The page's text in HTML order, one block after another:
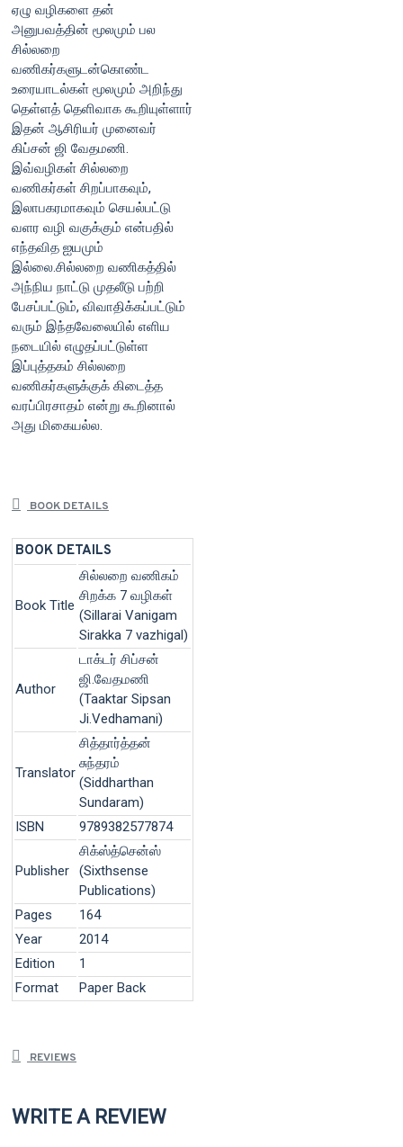
ஏழு வழிகளை தன்
அனுபவத்தின் மூலமும் பல
சில்லறை
வணிகர்களுடன்கொண்ட
உரையாடல்கள் மூலமும் அறிந்து
தெள்ளத் தெளிவாக கூறியுள்ளார்
இதன் ஆசிரியர் முனைவர்
கிப்சன் ஜி வேதமணி.
இவ்வழிகள் சில்லறை
வணிகர்கள் சிறப்பாகவும்,
இலாபகரமாகவும் செயல்பட்டு
வளர வழி வகுக்கும் என்பதில்
எந்தவித ஐயமும்
இல்லை.சில்லறை வணிகத்தில்
அந்நிய நாட்டு முதலீடு பற்றி
பேசப்பட்டும், விவாதிக்கப்பட்டும்
வரும் இந்தவேலையில் எளிய
நடையில் எழுதப்பட்டுள்ள
இப்புத்தகம் சில்லறை
வணிகர்களுக்குக் கிடைத்த
வரப்பிரசாதம் என்று கூறினால்
அது மிகையல்ல.
BOOK DETAILS
BOOK DETAILS
Book Title
சில்லறை வணிகம்
சிறக்க 7 வழிகள்
(Sillarai Vanigam
Sirakka 7 vazhigal)
Author
டாக்டர் சிப்சன்
ஜி.வேதமணி
(Taaktar Sipsan
Ji.Vedhamani)
Translator
சித்தார்த்தன்
சுந்தரம்
(Siddharthan
Sundaram)
ISBN
9789382577874
Publisher
சிக்ஸ்த்சென்ஸ்
(Sixthsense
Publications)
Pages
164
Year
2014
Edition
1
Format
Paper Back
REVIEWS
WRITE A REVIEW